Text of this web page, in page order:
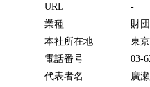
URL
-
業種
財
本社所在地
東
電話番号
03-
代表者名
廣